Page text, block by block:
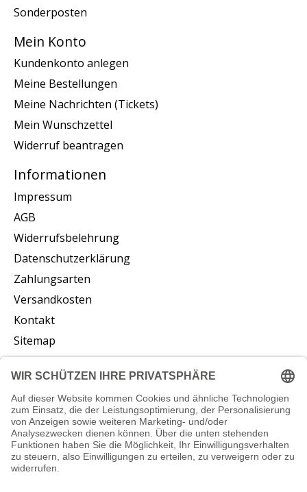
Sonderposten
Mein Konto
Kundenkonto anlegen
Meine Bestellungen
Meine Nachrichten (Tickets)
Mein Wunschzettel
Widerruf beantragen
Informationen
Impressum
AGB
Widerrufsbelehrung
Datenschutzerklärung
Zahlungsarten
Versandkosten
Kontakt
Sitemap
Abonnieren Sie unseren Newsletter
Abonnieren
© Copyright 2026 vliesstoffe24.de - Powered by Lightspeed